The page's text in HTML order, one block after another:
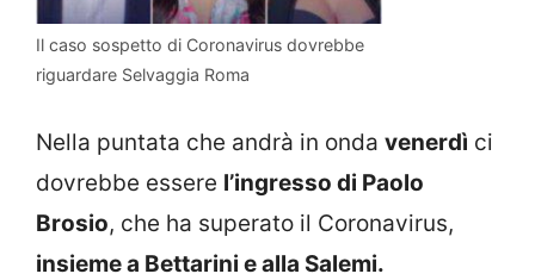
Il caso sospetto di Coronavirus dovrebbe
riguardare Selvaggia Roma
Nella puntata che andrà in onda venerdì ci
dovrebbe essere l’ingresso di Paolo
Brosio, che ha superato il Coronavirus,
insieme a Bettarini e alla Salemi.